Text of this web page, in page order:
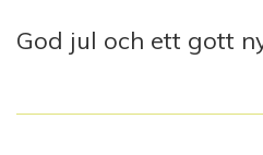
God jul och ett gott